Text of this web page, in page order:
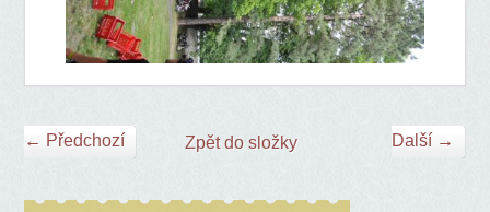
← Předchozí Další →
Zpět do složky